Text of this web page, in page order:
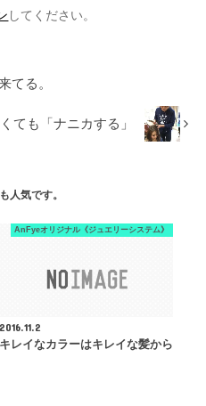
してください。
てる。
ても「ナニカする」
人気です。
AnFyeオリジナル《ジュエリーシステム》
2016.11.2
キレイなカラーはキレイな髪から